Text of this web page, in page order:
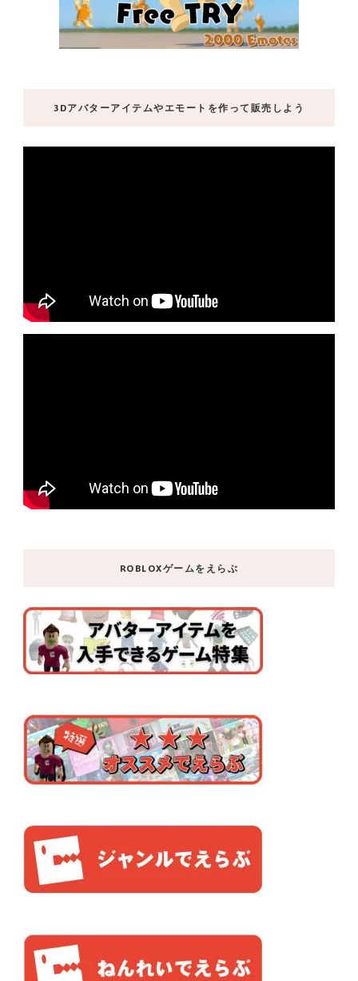
3Dアバターアイテムやエモートを作って販売しよう
ROBLOXゲームをえらぶ